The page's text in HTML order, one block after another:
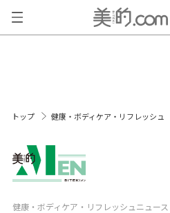
トップ 健康・ボディケア・リフレッシュ
健康・ボディケア・リフレッシュニュース